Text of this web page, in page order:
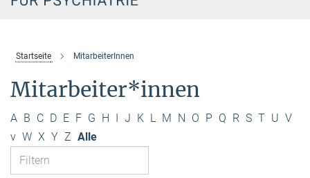
Startseite MitarbeiterInnen
Mitarbeiter*innen
A B C D E F G H I J K L M N O P Q R S T U V
v W X Y Z Alle